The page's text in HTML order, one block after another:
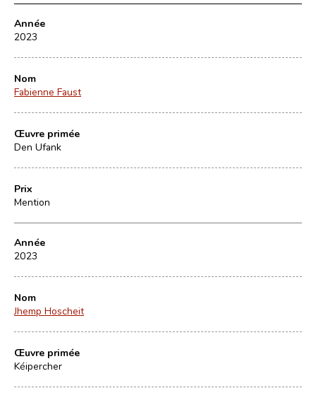
Contact
Année
2023
Nom
Fabienne Faust
Œuvre primée
Den Ufank
Prix
Mention
Année
2023
Nom
Jhemp Hoscheit
Œuvre primée
Kéipercher